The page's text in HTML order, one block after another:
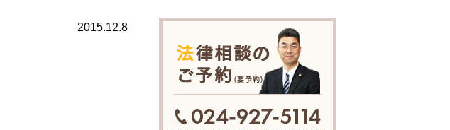
2015.12.8